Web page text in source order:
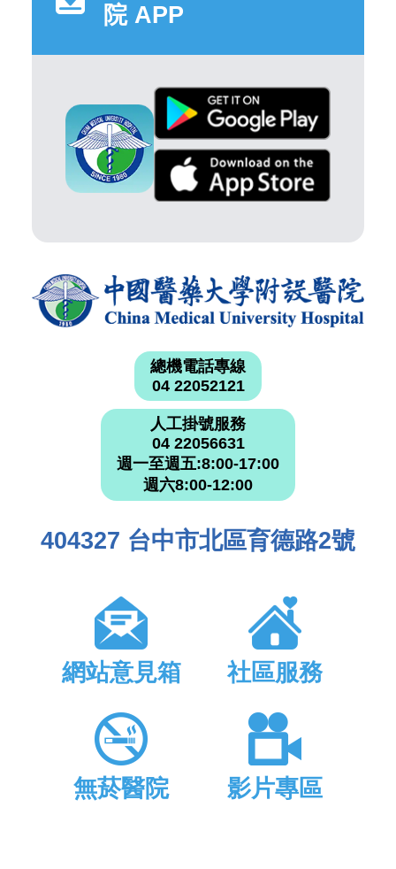
院 APP
總機電話專線
04 22052121
人工掛號服務
04 22056631
週一至週五:8:00-17:00
週六8:00-12:00
404327 台中市北區育德路2號
網站意見箱 社區服務
無菸醫院 影片專區